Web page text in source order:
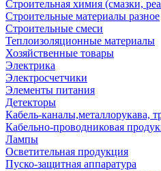
Строительная химия (смазки,
Строительные материалы разное
Строительные смеси
Теплоизоляционные материалы
Хозяйственные товары
Электрика
Электросчетчики
Элементы питания
Детекторы
Кабель-каналы,металлорукава,
Кабельно-проводниковая
Лампы
Осветительная продукция
Пуско-защитная аппаратура